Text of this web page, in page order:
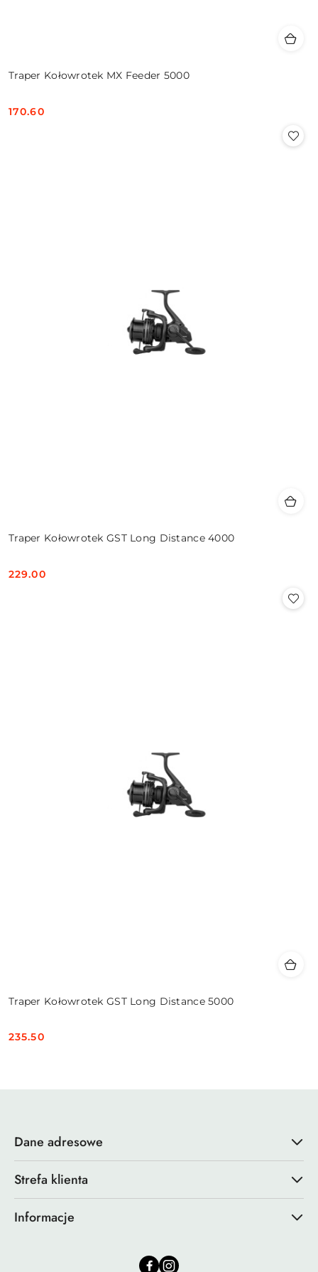
Traper Kołowrotek MX Feeder 5000
Cena:
170.60
Traper Kołowrotek GST Long Distance 4000
Cena:
229.00
Traper Kołowrotek GST Long Distance 5000
Cena:
235.50
Dane adresowe
Strefa klienta
Informacje